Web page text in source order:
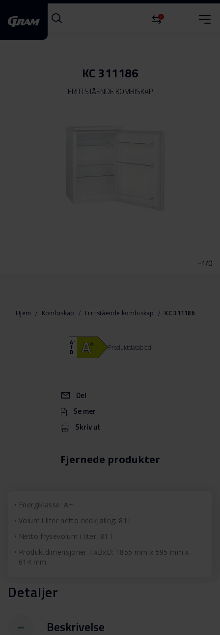
0
KC 311186
FRITTSTÅENDE KOMBISKAP
-1/0
Hjem Kombiskap Frittstående kombiskap KC 311186
Fjernede produkter
Del
Se mer
Skriv ut
Produktdatablad
Energiklasse: A+
Volum i liter netto nedkjøling: 81 l
Netto frysevolum i liter: 81 l
Produktdimensjoner HxBxD: 1855 mm x 595 mm x
614 mm
Detaljer
Beskrivelse